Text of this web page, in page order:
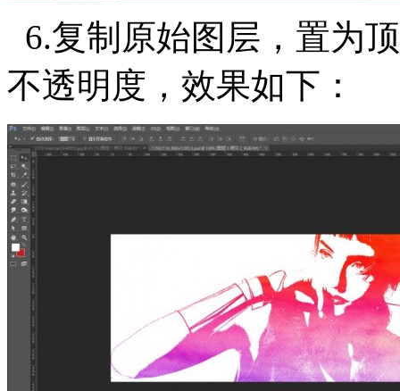
6.复制原始图层，置为
不透明度，效果如下：